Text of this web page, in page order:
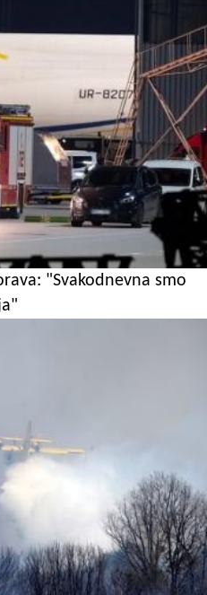
"Svakodnevna smo